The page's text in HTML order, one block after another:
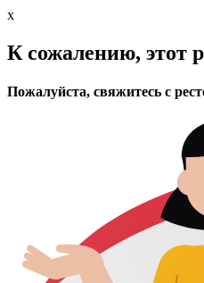
x
К сожалению, этот
Пожалуйста, свяжитесь с